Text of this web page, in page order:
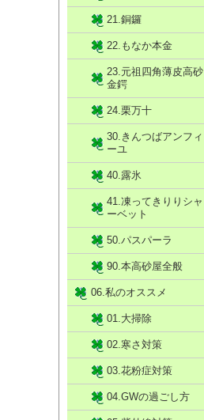
21.銅鑼
22.もなか本金
23.元祖四角薄皮高砂
金鍔
24.栗万十
30.きんつばアンフィ
ーユ
40.露氷
41.凍ってきりりシャ
ーベット
50.パスパーラ
90.本高砂屋全般
06.私のオススメ
01.大掃除
02.寒さ対策
03.花粉症対策
04.GWの過ごし方